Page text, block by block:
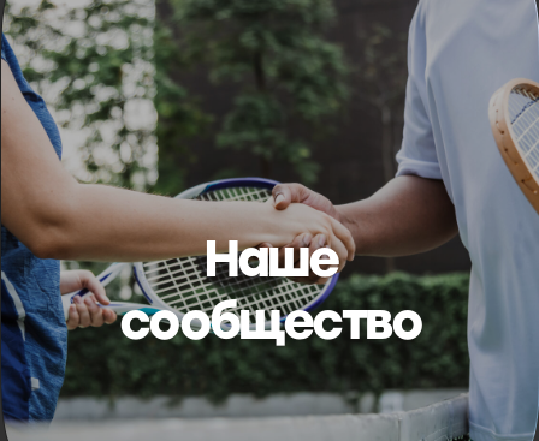
Наше
сообщество
Присоединиться